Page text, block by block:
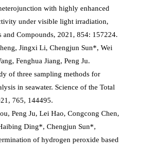
with highly enhanced
under visible light irradiation,
Compounds, 2021, 854: 157224.
Jingxi Li, Chengjun Sun*, Wei
Fenghua Jiang, Peng Ju.
of three sampling methods for
in seawater. Science of the Total
765, 144495.
Peng Ju, Lei Hao, Congcong Chen,
Ding*, Chengjun Sun*,
of hydrogen peroxide based